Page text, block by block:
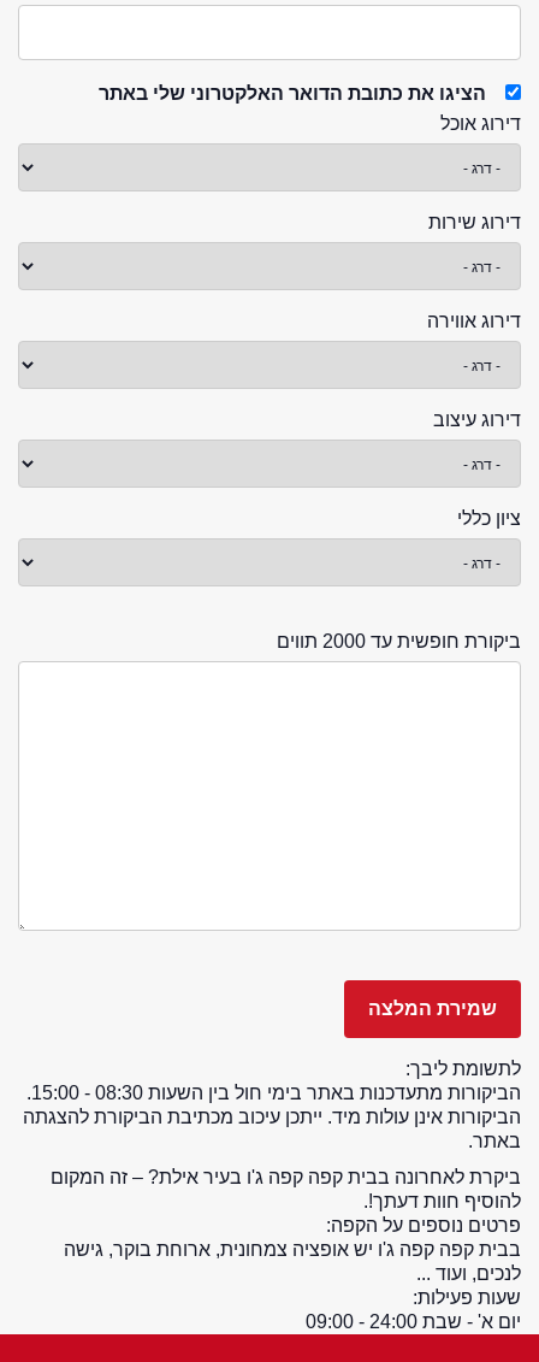
הציגו את כתובת הדואר האלקטרוני שלי באתר
דירוג אוכל
דירוג שירות
דירוג אווירה
דירוג עיצוב
ציון כללי
ביקורת חופשית עד 2000 תווים
לתשומת ליבך:
הביקורות מתעדכנות באתר בימי חול בין השעות 08:30 - 15:00.
הביקורות אינן עולות מיד. ייתכן עיכוב מכתיבת הביקורת להצגתה
באתר.
ביקרת לאחרונה בבית קפה קפה ג'ו בעיר אילת? – זה המקום
להוסיף חוות דעתך!.
פרטים נוספים על הקפה:
בבית קפה קפה ג'ו יש אופציה צמחונית, ארוחת בוקר, גישה
לנכים, ועוד ...
שעות פעילות:
יום א' - שבת 24:00 - 09:00